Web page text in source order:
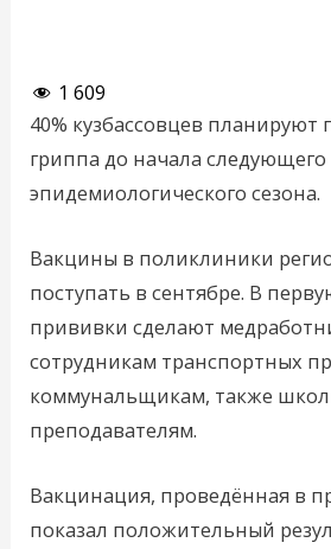
1 609
40% кузбассовцев планируют
гриппа до начала следующего
эпидемиологического сезона.
Вакцины в поликлиники
поступать в сентябре. В
прививки сделают
сотрудникам транспортных
коммунальщикам, также
преподавателям.
Вакцинация, проведённая в
показал положительный